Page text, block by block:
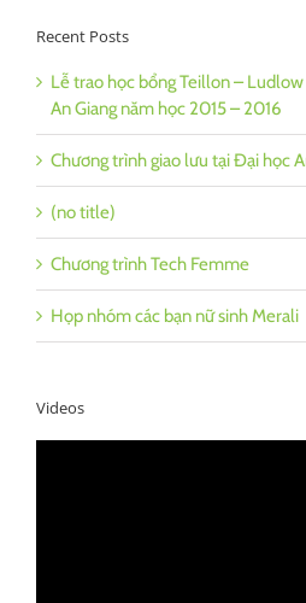
Recent Posts
Lễ trao học bổng Teillon –
An Giang năm học 2015 – 2016
Chương trình giao lưu tại Đại học
(no title)
Chương trình Tech Femme
Họp nhóm các bạn nữ sinh Merali
Videos